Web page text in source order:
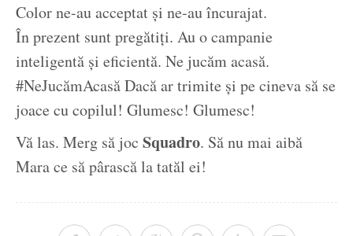
Color ne-au acceptat și ne-au încurajat.
În prezent sunt pregătiți. Au o campanie
inteligentă și eficientă. Ne jucăm acasă.
#NeJucămAcasă Dacă ar trimite și pe cineva să se
joace cu copilul! Glumesc! Glumesc!
Vă las. Merg să joc Squadro. Să nu mai aibă
Mara ce să pârască la tatăl ei!